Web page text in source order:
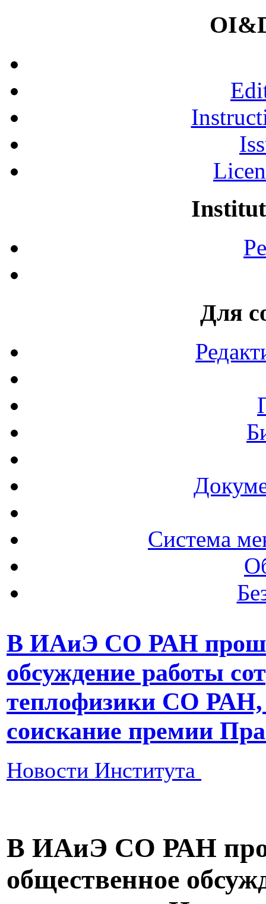
Для
Система
В ИАиЭ СО РАН
обсуждение работы
теплофизики СО РАН,
соискание премии
Новости Института
В ИАиЭ СО РАН
общественное